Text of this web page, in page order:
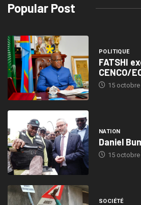
Popular Post
POLITIQUE
FATSHI
CENCO/
15 octobre
NATION
Daniel
15 octobre
SOCIÉTÉ